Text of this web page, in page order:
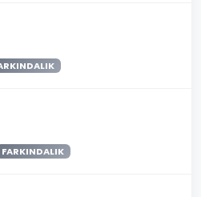
FARKINDALIK